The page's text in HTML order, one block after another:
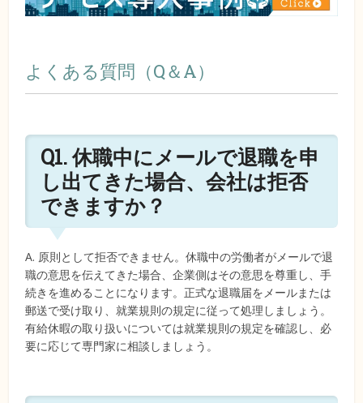
よくある質問（Q＆A）
Q1. 休職中にメールで退職を申
し出てきた場合、会社は拒否
できますか？
A. 原則として拒否できません。休職中の労働者がメールで退
職の意思を伝えてきた場合、企業側はその意思を尊重し、手
続きを進めることになります。正式な退職届をメールまたは
郵送で受け取り、就業規則の規定に従って処理しましょう。
有給休暇の取り扱いについては就業規則の規定を確認し、必
要に応じて専門家に相談しましょう。